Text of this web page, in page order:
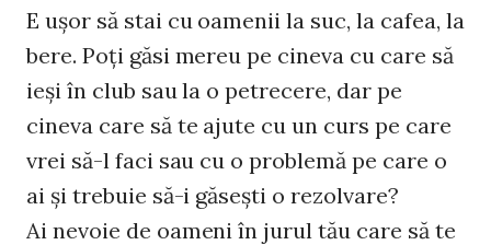
E uşor să stai cu oamenii la suc, la cafea, la
bere. Poţi găsi mereu pe cineva cu care să
ieşi în club sau la o petrecere, dar pe
cineva care să te ajute cu un curs pe care
vrei să-l faci sau cu o problemă pe care o
ai şi trebuie să-i găseşti o rezolvare?
Ai nevoie de oameni în jurul tău care să te